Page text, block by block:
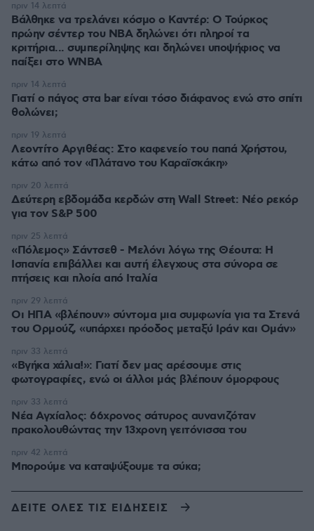
Βάλθηκε να τρελάνει κόσμο ο Καντέρ: Ο Τούρκος
πρώην σέντερ του NBA δηλώνει ότι πληροί τα
κριτήρια... συμπερίληψης και δηλώνει υποψήφιος να
παίξει στο WNBA
πριν 14 λεπτά
Γιατί ο πάγος στα bar είναι τόσο διάφανος ενώ στο σπίτι
θολώνει;
πριν 14 λεπτά
Λεοντίτο Αργιθέας: Στο καφενείο του παπά Χρήστου,
κάτω από τον «Πλάτανο του Καραϊσκάκη»
πριν 19 λεπτά
Δεύτερη εβδομάδα κερδών στη Wall Street: Νέο ρεκόρ
για τον S&P 500
πριν 20 λεπτά
«Πόλεμος» Σάντσεθ - Μελόνι λόγω της Θέουτα: Η
Ισπανία επιβάλλει και αυτή έλεγχους στα σύνορα σε
πτήσεις και πλοία από Ιταλία
πριν 25 λεπτά
Οι ΗΠΑ «βλέπουν» σύντομα μια συμφωνία για τα Στενά
του Ορμούζ, «υπάρχει πρόοδος μεταξύ Ιράν και Ομάν»
πριν 29 λεπτά
«Βγήκα χάλια!»: Γιατί δεν μας αρέσουμε στις
φωτογραφίες, ενώ οι άλλοι μάς βλέπουν όμορφους
πριν 33 λεπτά
Νέα Αγχίαλος: 66χρονος σάτυρος αυνανιζόταν
πρακολουθώντας την 13χρονη γειτόνισσα του
πριν 33 λεπτά
Μπορούμε να καταψύξουμε τα σύκα;
πριν 42 λεπτά
ΔΕΙΤΕ ΟΛΕΣ ΤΙΣ ΕΙΔΗΣΕΙΣ